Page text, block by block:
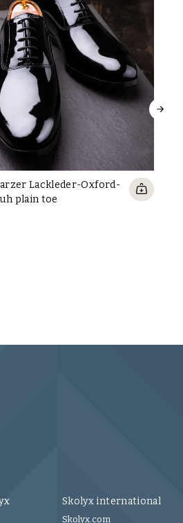
Lackleder-Oxford-
plain toe
Skolyx international
Skolyx.com